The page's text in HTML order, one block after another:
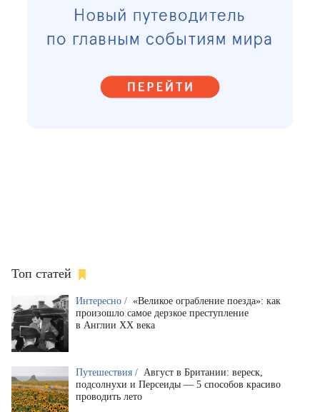
Топ статей
Интересно / «Великое ограбление поезда»: как
произошло самое дерзкое преступление
в Англии XX века
Путешествия / Август в Британии: вереск,
подсолнухи и Персеиды — 5 способов красиво
проводить лето